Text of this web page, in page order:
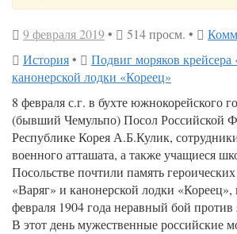
9 февраля 2019• 514 просм. •
История•
Подвиг моряков крейсера
канонерской лодки «Кореец»
8 февраля с.г. в бухте южнокорейского
(бывший Чемульпо) Посол Российской
Республике Корея А.Б.Кулик,
военного атташата, а также учащиеся
Посольстве почтили память
«Варяг» и канонерской лодки
февраля 1904 года неравный бой против
В этот день мужественные российские